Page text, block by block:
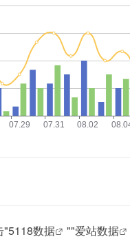
"5118数据 ""爱站数据